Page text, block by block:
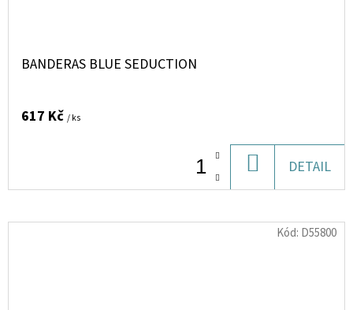
BANDERAS BLUE SEDUCTION
617 Kč / ks
KOŠÍKU
DETAIL
Kód: D55800